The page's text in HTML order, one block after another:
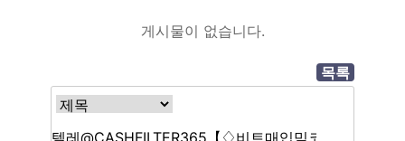
게시물이 없습니다.
목록